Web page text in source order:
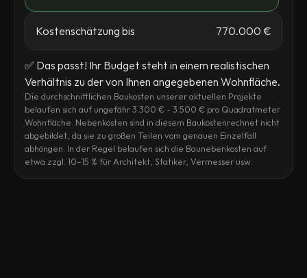
Kostenschätzung bis 770.000 €
✅ Das passt! Ihr Budget steht in einem realistischen
Verhältnis zu der von Ihnen angegebenen Wohnfläche.
Die durchschnittlichen Baukosten unserer aktuellen Projekte
belaufen sich auf ungefähr 3.300 € - 3.500 € pro Quadratmeter
Wohnfläche. Nebenkosten sind in diesem Baukostenrechnet nicht
abgebildet, da sie zu großen Teilen vom genauen Einzelfall
abhöngen. In der Regel belaufen sich die Baunebenkosten auf
etwa zzgl. 10–15 % für Architekt, Statiker, Vermesser usw.